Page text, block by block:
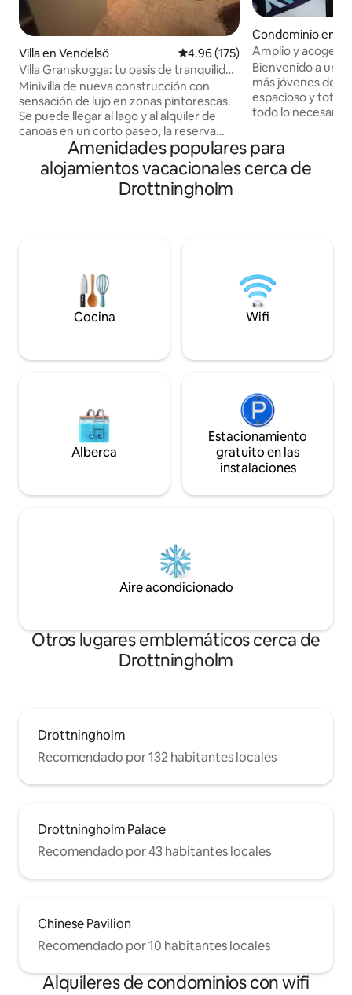
Villa en Vendelsö Calificación promedio: 4.96 de
4.96 (175)
Villa Granskugga: tu oasis de tranquilidad
cerca de la ciudad
Minivilla de nueva construcción con
sensación de lujo en zonas pintorescas.
Se puede llegar al lago y al alquiler de
canoas en un corto paseo, la reserva
natural de Tyresta se encuentra junto a
la casa con millas de rutas de senderismo
y senderos para correr. Relájate en la
bañera de hidromasaje bajo las estrellas.
entrenamiento personal o yoga durante
tu estancia. Bienvenido a la idílica Gudö.
¡Bienvenido a Villa Granskugga!
Condominio en
Amplio y
cama queen, a
Bienvenido a uno
más jóvenes de
espacioso y
todo lo necesario
metro de T-
coche). Disfruta de una cama tamaño
queen para una
fácil moverse por
cerca del Mall of
Arena.
Amenidades populares para
alojamientos vacacionales cerca de
Drottningholm
Cocina Wifi
Alberca
Estacionamiento
gratuito en las
instalaciones
Aire acondicionado
Otros lugares emblemáticos cerca de
Drottningholm
Drottningholm
Recomendado por 132 habitantes locales
Drottningholm Palace
Recomendado por 43 habitantes locales
Chinese Pavilion
Recomendado por 10 habitantes locales
Alquileres de condominios con wifi